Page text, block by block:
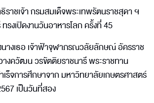
าชเจ้า กรมสมเด็จพระเทพรัตนราชสุดา ฯ
รงเปิดงานวันอาหารโลก ครั้งที่ 45
นางเธอ เจ้าฟ้าจุฬาภรณวลัยลักษณ์ อัครราช
งควัฒน วรขัตติยราชนารี พระราชทาน
ร็จการศึกษาจาก มหาวิทยาลัยเกษตรศาสตร์
เป็นวันที่สอง